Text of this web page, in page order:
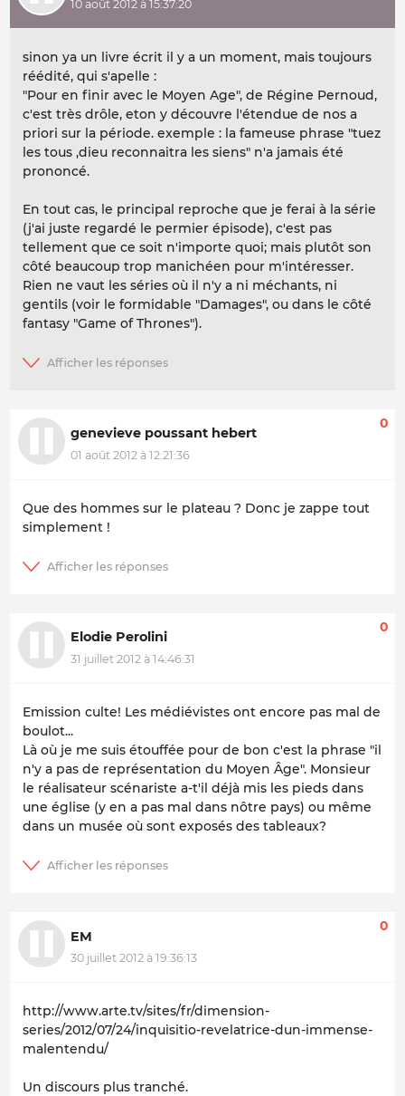
10 août 2012 à 15:37:20
sinon ya un livre écrit il y a un moment, mais toujours
réédité, qui s'apelle :
"Pour en finir avec le Moyen Age", de Régine Pernoud,
c'est très drôle, eton y découvre l'étendue de nos a
priori sur la période. exemple : la fameuse phrase "tuez
les tous ,dieu reconnaitra les siens" n'a jamais été
prononcé.
En tout cas, le principal reproche que je ferai à la série
(j'ai juste regardé le permier épisode), c'est pas
tellement que ce soit n'importe quoi; mais plutôt son
côté beaucoup trop manichéen pour m'intéresser.
Rien ne vaut les séries où il n'y a ni méchants, ni
gentils (voir le formidable "Damages", ou dans le côté
fantasy "Game of Thrones").
genevieve poussant hebert
01 août 2012 à 12:21:36
0
Que des hommes sur le plateau ? Donc je zappe tout
simplement !
Elodie Perolini
31 juillet 2012 à 14:46:31
0
Emission culte! Les médiévistes ont encore pas mal de
boulot...
Là où je me suis étouffée pour de bon c'est la phrase "il
n'y a pas de représentation du Moyen Âge". Monsieur
le réalisateur scénariste a-t'il déjà mis les pieds dans
une église (y en a pas mal dans nôtre pays) ou même
dans un musée où sont exposés des tableaux?
EM
30 juillet 2012 à 19:36:13
0
http://www.arte.tv/sites/fr/dimension-
series/2012/07/24/inquisitio-revelatrice-dun-immense-
malentendu/
Un discours plus tranché.